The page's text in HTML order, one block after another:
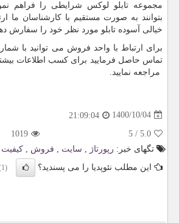
مجموعه تابلو لوکس شرایطی را فراهم
بتوانند به صورت مستقیم با کارشناسان ما
خیالی آسوده تابلو مورد نظر خود را سفارش
تماس حاصل فرمایید برای کسب اطلاعات
مراجعه نمایید.
1400/10/04
21:09:04
5.0
/
5
1019
تگهای خبر: رپورتاژ سایت فروش
كیفیت
این مطلب نئوپدیا را می پسندید؟
(1)